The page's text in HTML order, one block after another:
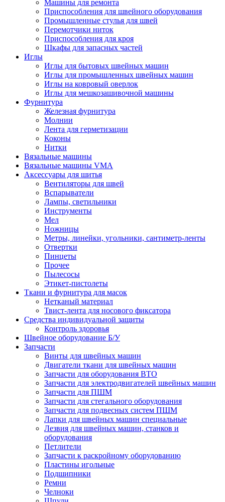
Машины для ремонта
Приспособления для швейного оборудования
Промышленные стулья для швей
Перемотчики ниток
Приспособления для кроя
Шкафы для запасных частей
Иглы
Иглы для бытовых швейных машин
Иглы для промышленных швейных машин
Иглы на ковровый оверлок
Иглы для мешкозашивочной машины
Фурнитура
Железная фурнитура
Молнии
Лента для герметизации
Коконы
Нитки
Вязальные машины
Вязальные машины VMA
Аксессуары для шитья
Вентиляторы для швей
Вспарыватели
Лампы, светильники
Инструменты
Мел
Ножницы
Метры, линейки, угольники, сантиметр-ленты
Отвертки
Пинцеты
Прочее
Пылесосы
Этикет-пистолеты
Ткани и фурнитура для масок
Нетканый материал
Твист-лента для носового фиксатора
Средства индивидуальной защиты
Контроль здоровья
Швейное оборудование Б/У
Запчасти
Винты для швейных машин
Двигатели ткани для швейных машин
Запчасти для оборудования ВТО
Запчасти для электродвигателей швейных машин
Запчасти для ПШМ
Запчасти для стегального оборудования
Запчасти для подвесных систем ПШМ
Лапки для швейных машин специальные
Лезвия для швейных машин, станков и
оборудования
Петлители
Запчасти к раскройному оборудованию
Пластины игольные
Подшипники
Ремни
Челноки